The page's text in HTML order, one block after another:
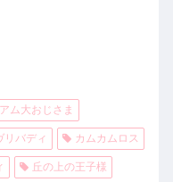
ム大おじさま
リバディ カムカムロス
丘の上の王子様